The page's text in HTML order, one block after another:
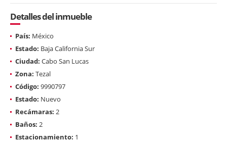
Detalles del inmueble
País: México
Estado: Baja California Sur
Ciudad: Cabo San Lucas
Zona: Tezal
Código: 9990797
Estado: Nuevo
Recámaras: 2
Baños: 2
Estacionamiento: 1